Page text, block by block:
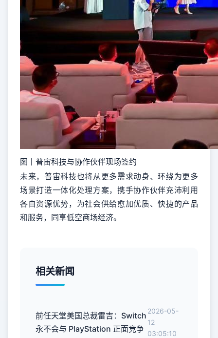
图丨普宙科技与协作伙伴现场签约
未来，普宙科技也将从更多需求动身、环绕为更多
场景打造一体化处理方案，携手协作伙伴充沛利用
各自资源优势，为社会供给愈加优质、快捷的产品
和服务，同享低空商场经济。
相关新闻
前任天堂美国总裁雷吉：Switch
永不会与 PlayStation 正面竞争
2026-05-
12
03:05:10